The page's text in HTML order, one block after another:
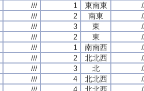
/// 1 東南東
/// 2 南東
/// 3 東
/// 2 東
/// 1 南南西
/// 2 北北西
/// 3 北
/// 4 北北西
/// 4 北北西